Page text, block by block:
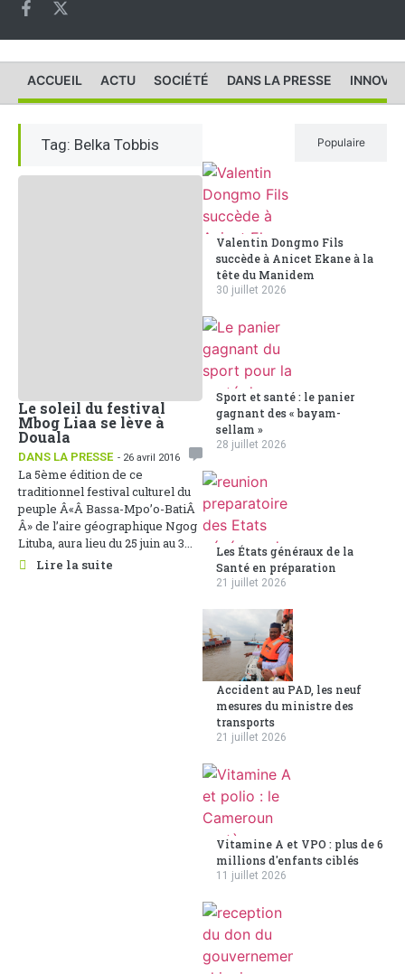
ACCUEIL ACTU SOCIÉTÉ DANS LA PRESSE
Tag: Belka Tobbis
Le soleil du festival
Mbog Liaa se lève à
Douala
DANS LA PRESSE - 26 avril 2016
La 5ème édition de ce
traditionnel festival culturel du
peuple Â«Â Bassa-Mpo’o-BatiÂ
Â» de l’aire géographique Ngog
Lituba, aura lieu du 25 juin au 3...
Lire la suite
Populaire
Valentin Dongmo Fils
succède à Anicet Ekane à la
tête du Manidem
30 juillet 2026
Sport et santé : le panier
gagnant des « bayam-
sellam »
28 juillet 2026
Les États généraux de la
Santé en préparation
21 juillet 2026
Accident au PAD, les neuf
mesures du ministre des
transports
21 juillet 2026
Vitamine A et VPO : plus de 6
millions d'enfants ciblés
11 juillet 2026